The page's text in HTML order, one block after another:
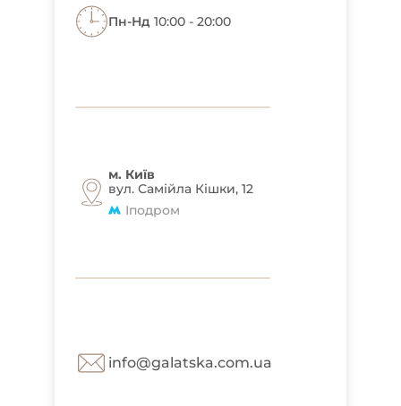
Пн-Нд10:00 - 20:00
м. Київ
вул. Самійла Кішки, 12
Іподром
info@galatska.com.ua